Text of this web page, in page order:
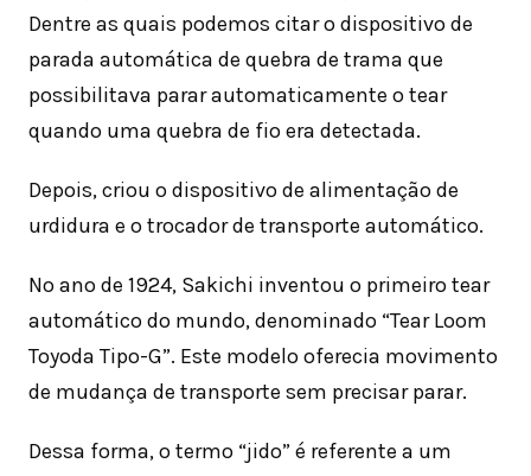
Dentre as quais podemos citar o dispositivo de
parada automática de quebra de trama que
possibilitava parar automaticamente o tear
quando uma quebra de fio era detectada.
Depois, criou o dispositivo de alimentação de
urdidura e o trocador de transporte automático.
No ano de 1924, Sakichi inventou o primeiro tear
automático do mundo, denominado “Tear Loom
Toyoda Tipo-G”. Este modelo oferecia movimento
de mudança de transporte sem precisar parar.
Dessa forma, o termo “jido” é referente a um